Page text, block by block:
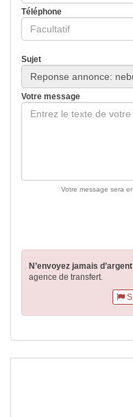
Téléphone
Sujet
Votre message
Votre message sera
N’envoyez jamais d’argent
agence de transfert.